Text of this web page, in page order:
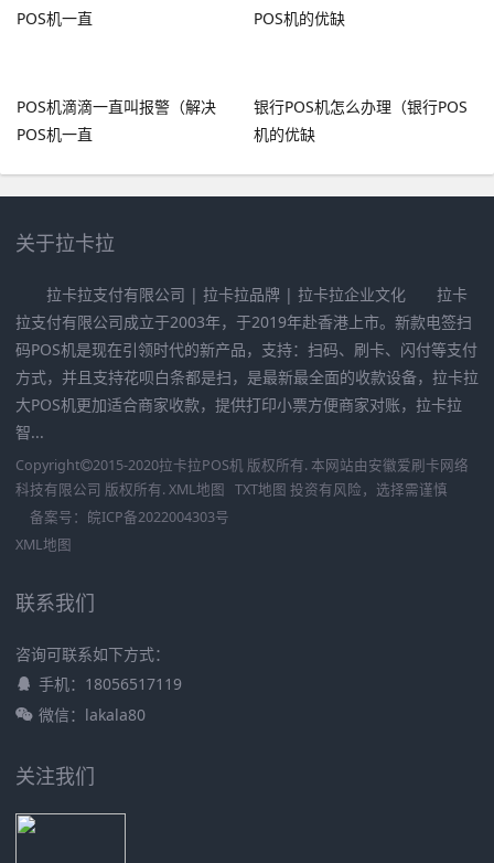
POS机滴滴一直叫报警（解决
POS机一直
银行POS机怎么办理（银行POS
机的优缺
关于拉卡拉
拉卡拉支付有限公司 | 拉卡拉品牌 | 拉卡拉企业文化 拉卡
拉支付有限公司成立于2003年，于2019年赴香港上市。新款电签扫
码POS机是现在引领时代的新产品，支持：扫码、刷卡、闪付等支付
方式，并且支持花呗白条都是扫，是最新最全面的收款设备，拉卡拉
大POS机更加适合商家收款，提供打印小票方便商家对账，拉卡拉
智...
Copyright 2015-2020拉卡拉POS机 版权所有. 本网站由安徽爱刷卡网络
科技有限公司 版权所有. XML地图 TXT地图 投资有风险，选择需谨慎
备案号： 皖ICP备2022004303号
XML地图
联系我们
咨询可联系如下方式：
手机：18056517119
微信：lakala80
关注我们